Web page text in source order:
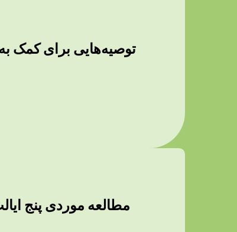
مطالعه موردی پنج